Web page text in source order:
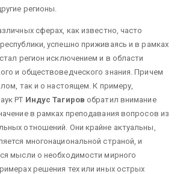
регионы.
сферах, как известно, часто
успешно приживаясь и в рамках
регион исключением и в области
и обществоведческого знания. Причем
так и о настоящем. К примеру,
РТ Индус Тагиров обратил внимание
в рамках преподавания вопросов из
отношений. Они крайне актуальны,
многонациональной страной, и
мысли о необходимости мирного
решения тех или иных острых